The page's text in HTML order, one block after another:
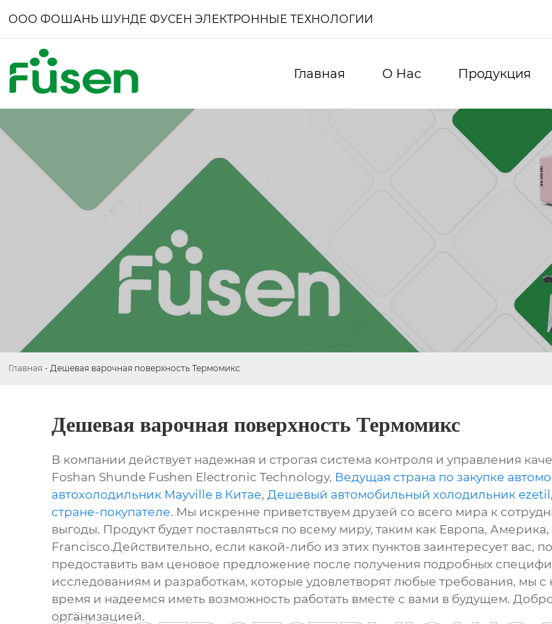
ООО ФОШАНЬ ШУНДЕ ФУСЕН ЭЛЕКТРОННЫЕ ТЕХНОЛОГИИ
Главная О Нас Продукция
Главная - Дешевая варочная поверхность Термомикс
Дешевая варочная поверхность Термомикс
В компании действует надежная и строгая система контроля и управления
Foshan Shunde Fushen Electronic Technology, Ведущая страна по закупке
автохолодильник Mayville в Китае, Дешевый автомобильный холодильник ezetil ,
стране-покупателе. Мы искренне приветствуем друзей со всего мира к
выгоды. Продукт будет поставляться по всему миру, таким как Европа,
Francisco.Действительно, если какой-либо из этих пунктов заинтересует вас,
предоставить вам ценовое предложение после получения подробных
исследованиям и разработкам, которые удовлетворят любые требования,
время и надеемся иметь возможность работать вместе с вами в будущем.
организацией.